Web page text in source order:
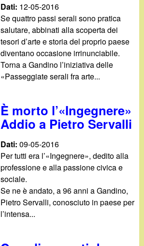
Dati: 12-05-2016
Se quattro passi serali sono pratica
salutare, abbinati alla scoperta dei
tesori d’arte e storia del proprio paese
diventano occasione irrinunciabile.
Torna a Gandino l’iniziativa delle
«Passeggiate serali fra arte...
È morto l’«Ingegnere»
Addio a Pietro Servalli
Dati:09-05-2016
Per tutti era l’«Ingegnere», dedito alla
professione e alla passione civica e
sociale.
Se ne è andato, a 96 anni a Gandino,
Pietro Servalli, conosciuto in paese per
l’intensa...